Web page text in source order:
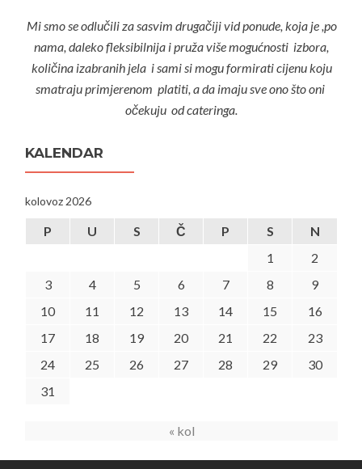
Mi smo se odlučili za sasvim drugačiji vid ponude, koja je ,po
nama, daleko fleksibilnija i pruža više mogućnosti izbora,
količina izabranih jela i sami si mogu formirati cijenu koju
smatraju primjerenom platiti, a da imaju sve ono što oni
očekuju od cateringa.
KALENDAR
kolovoz 2026
P U S Č P S
N
1
2
3
4 5 6 7 8
9
10
11 12 13 14 15
16
17
18 19 20 21 22
23
24
25 26 27 28 29
30
31
« kol